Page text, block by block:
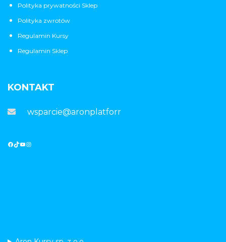
Polityka prywatności Sklep
Polityka zwrotów
Regulamin Kursy
Regulamin Sklep
KONTAKT
wsparcie@aronplatforma.pl